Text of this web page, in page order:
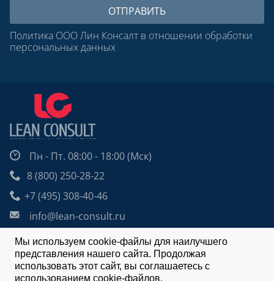
Политика ООО Лин Консалт в отношении обработки
персональных данных
Пн - Пт. 08:00 - 18:00 (Мск)
8 (800) 250-28-22
+7 (495) 308-40-46
info@lean-consult.ru
Чат в Telegram
Design: Alexei Utkin
Мы используем cookie-файлы для наилучшего
представления нашего сайта. Продолжая
использовать этот сайт, вы соглашаетесь с
использованием cookie-файлов.